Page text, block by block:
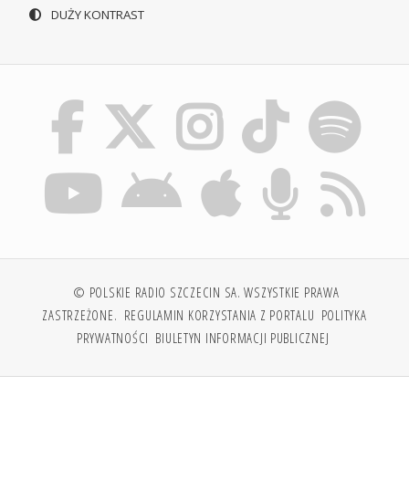
DUŻY KONTRAST
© POLSKIE RADIO SZCZECIN SA. WSZYSTKIE PRAWA
ZASTRZEŻONE. REGULAMIN KORZYSTANIA Z PORTALU POLITYKA
PRYWATNOŚCI BIULETYN INFORMACJI PUBLICZNEJ